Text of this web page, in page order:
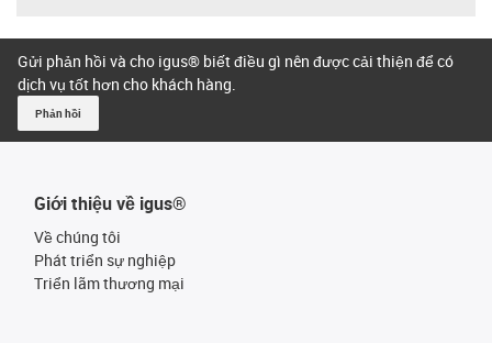
Gửi phản hồi và cho igus® biết điều gì nên được cải thiện để có
dịch vụ tốt hơn cho khách hàng.
Phản hồi
Giới thiệu về igus®
Về chúng tôi
Phát triển sự nghiệp
Triển lãm thương mại